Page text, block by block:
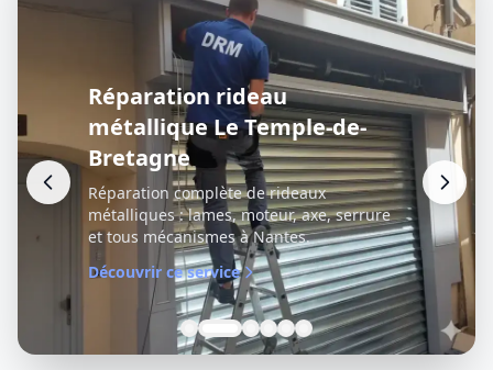
Réparation rideau
métallique Le Temple-de-
Bretagne
Réparation complète de rideaux
métalliques : lames, moteur, axe, serrure
et tous mécanismes à Nantes.
Découvrir ce service